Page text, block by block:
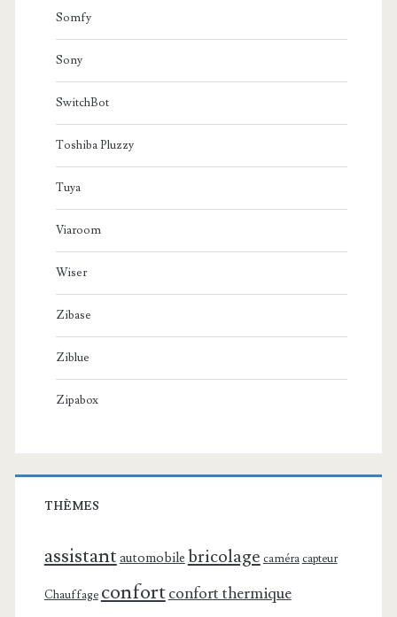
Somfy
Sony
SwitchBot
Toshiba Pluzzy
Tuya
Viaroom
Wiser
Zibase
Ziblue
Zipabox
THÈMES
assistant automobile bricolage caméra capteur
Chauffage confortconfort thermique